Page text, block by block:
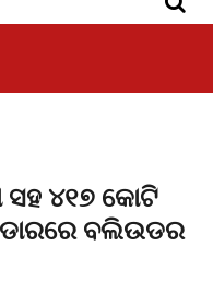
ସହ ୪୧୭ କୋଟି
ବଲିଉଡର